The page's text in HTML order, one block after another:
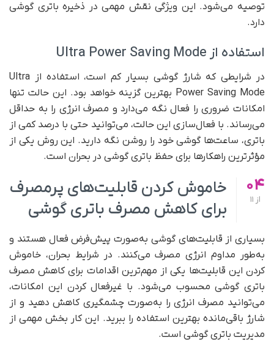
توصیه می‌شود. این ویژگی نقش مهمی در ذخیره باتری گوشی
دارد.
استفاده از Ultra Power Saving Mode
در شرایطی که شارژ گوشی بسیار کم است، استفاده از Ultra
Power Saving Mode بهترین گزینه خواهد بود. این حالت تنها
امکانات ضروری را فعال نگه می‌دارد و مصرف انرژی را به حداقل
می‌رساند. با فعال‌سازی این حالت، می‌توانید حتی با درصد کمی از
باتری، ساعت‌ها گوشی خود را روشن نگه دارید. این روش یکی از
مؤثرترین راهکارها برای حفظ باتری گوشی در بحران است.
04
از
خاموش کردن قابلیت‌های پرمصرف
برای کاهش مصرف باتری گوشی
بسیاری از قابلیت‌های گوشی به‌صورت پیش‌فرض فعال هستند و
به‌طور مداوم انرژی مصرف می‌کنند. در شرایط بحران، خاموش
کردن این قابلیت‌ها یکی از مهم‌ترین اقدامات برای کاهش مصرف
باتری گوشی محسوب می‌شود. با غیرفعال کردن این امکانات،
می‌توانید مصرف انرژی را به‌صورت چشمگیری کاهش دهید و از
شارژ باقی‌مانده بهترین استفاده را ببرید. این کار بخش مهمی از
مدیریت باتری گوشی است.